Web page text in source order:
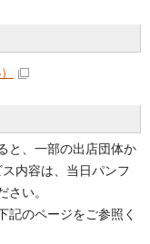
と、一部の出店団体か
内容は、当日パンフ
さい。
記のページをご参照く